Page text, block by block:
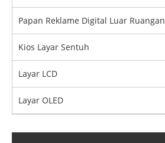
Papan Reklame Digital Luar Ruangan
Kios Layar Sentuh
Layar LCD
Layar OLED